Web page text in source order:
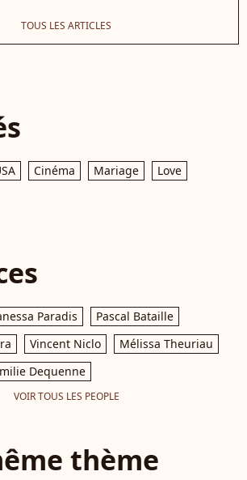
TOUS LES ARTICLES
Cinéma Mariage
Love
Paradis
Pascal Bataille
Vincent Niclo
Mélissa Theuriau
Dequenne
VOIR TOUS LES PEOPLE
thème